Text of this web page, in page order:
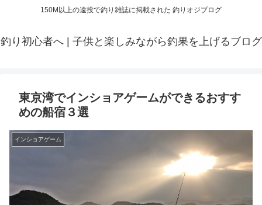
150M以上の遠投で釣り雑誌に掲載された 釣りオジブログ
釣り初心者へ | 子供と楽しみながら釣果を上げるブログ
東京湾でインショアゲームができるおすす
めの船宿３選
インショアゲーム